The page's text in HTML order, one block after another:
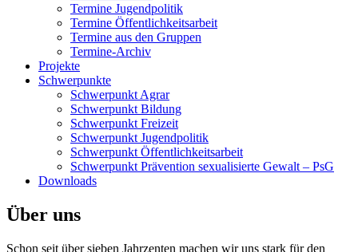
Termine Jugendpolitik
Termine Öffentlichkeitsarbeit
Termine aus den Gruppen
Termine-Archiv
Projekte
Schwerpunkte
Schwerpunkt Agrar
Schwerpunkt Bildung
Schwerpunkt Freizeit
Schwerpunkt Jugendpolitik
Schwerpunkt Öffentlichkeitsarbeit
Schwerpunkt Prävention sexualisierte Gewalt – PsG
Downloads
Über uns
Schon seit über sieben Jahrzenten machen wir uns stark für den